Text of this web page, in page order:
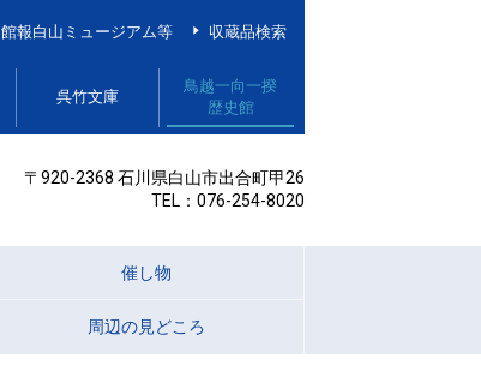
館報白山ミュージアム等 収蔵品検索
呉竹文庫
鳥越一向一揆
歴史館
〒920-2368 石川県白山市出合町甲26
TEL：076-254-8020
催し物
周辺の見どころ